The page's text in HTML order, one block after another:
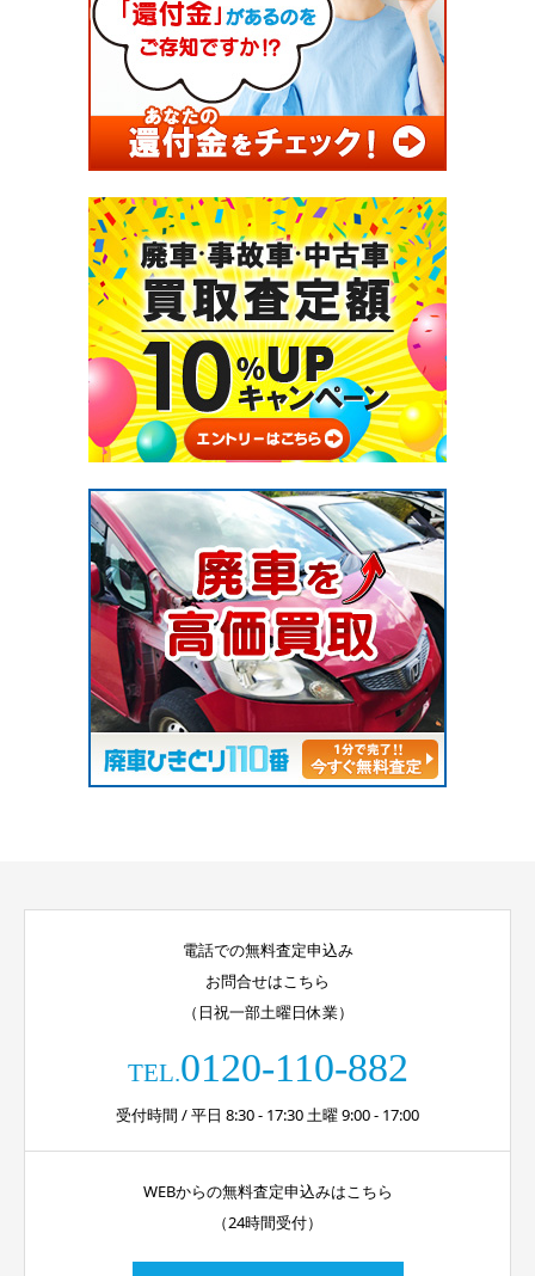
電話での無料査定申込み
お問合せはこちら
（日祝一部土曜日休業）
TEL.0120-110-882
受付時間 / 平日 8:30 - 17:30 土曜 9:00 - 17:00
WEBからの無料査定申込みはこちら
（24時間受付）